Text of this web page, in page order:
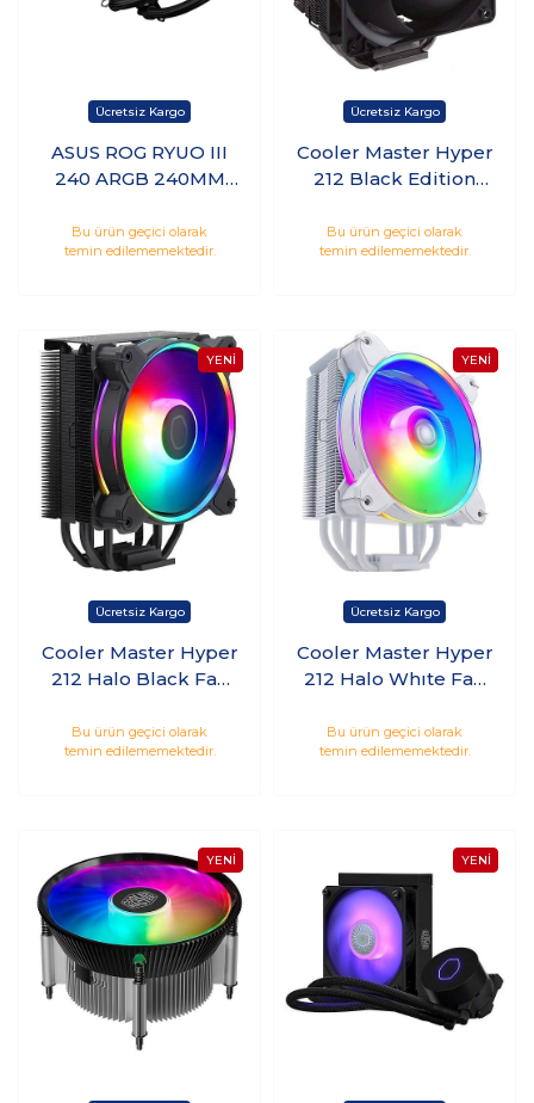
ASUS ROG RYUO III
240 ARGB 240MM
Bu ürün geçici olarak
temin edilememektedir.
Cooler Master Hyper
212 Black Edition
Soğutucu (RR-212S-
20PK-R2)
Bu ürün geçici olarak
temin edilememektedir.
Cooler Master Hyper
212 Halo Black Fan
Bu ürün geçici olarak
temin edilememektedir.
Cooler Master Hyper
212 Halo Whıte Fan
(RR-S4WW-20PA-R1)
Bu ürün geçici olarak
temin edilememektedir.